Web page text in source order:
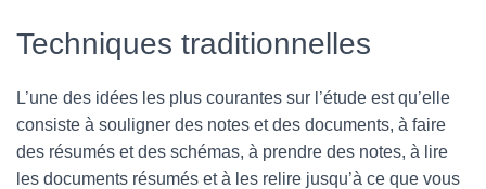
Techniques traditionnelles
L’une des idées les plus courantes sur l’étude est qu’elle
consiste à souligner des notes et des documents, à faire
des résumés et des schémas, à prendre des notes, à lire
les documents résumés et à les relire jusqu’à ce que vous